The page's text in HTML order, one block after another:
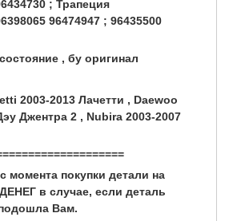
; Трапеция
96474947 ; 96435500
, бу оригинал
2003-2013 Лачетти , Daewoo
Джентра 2 , Nubira 2003-2007
покупки детали на
в случае, если деталь
Вам.